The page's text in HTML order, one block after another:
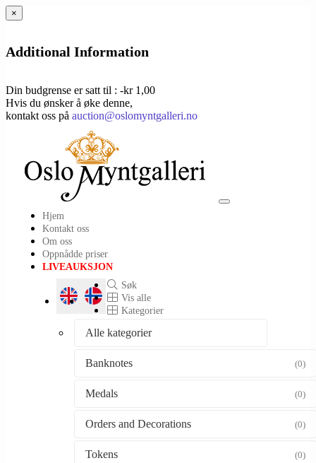
×
Additional Information
Din budgrense er satt til : -kr 1,00
Hvis du ønsker å øke denne,
kontakt oss på auction@oslomyntgalleri.no
Toggle
Hjem
Kontakt oss
Om oss
Oppnådde priser
LIVEAUKSJON
Søk
Vis alle
Kategorier
Alle kategorier
Banknotes (0)
Medals (0)
Orders and Decorations (0)
Tokens (0)